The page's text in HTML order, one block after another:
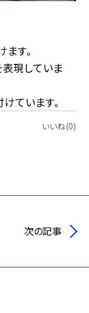
す。
現していま
ています。
いいね(0)
次の記事